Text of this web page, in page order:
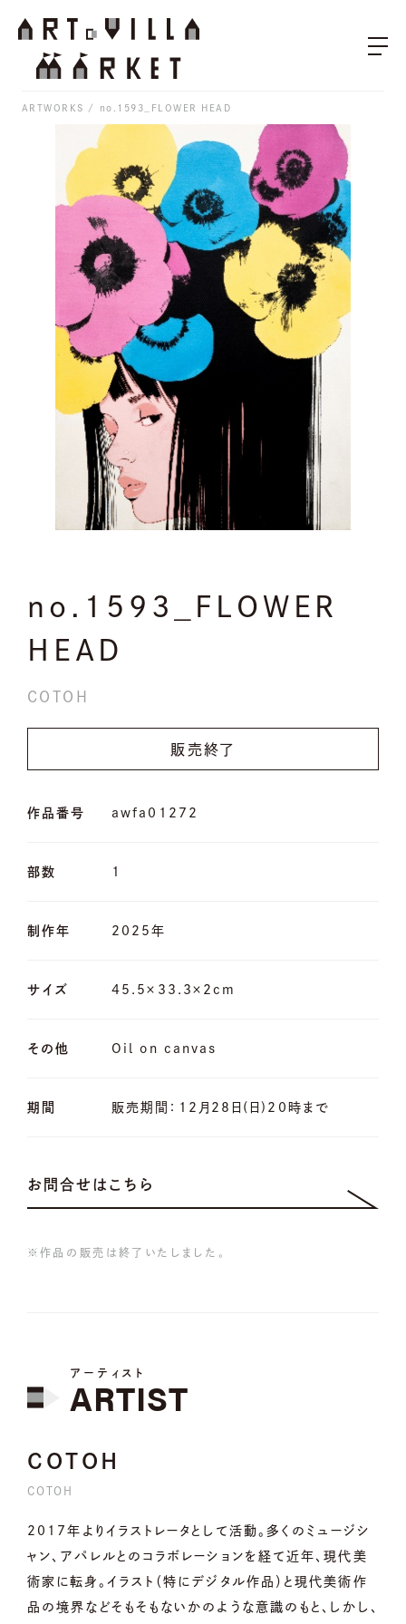
ARTWORKS no.1593_FLOWER HEAD
no.1593_FLOWER
HEAD
COTOH
販売終了
作品番号 awfa01272
部数 1
制作年 2025年
サイズ 45.5×33.3×2cm
その他 Oil on canvas
期間 販売期間：12月28日(日)20時まで
お問合せはこちら
※作品の販売は終了いたしました。
アーティスト
ARTIST
COTOH
COTOH
2017年よりイラストレータとして活動。多くのミュージシ
ャン、アパレルとのコラボレーションを経て近年、現代美
術家に転身。イラスト（特にデジタル作品）と現代美術作
品の境界などそもそもないかのような意識のもと、しかし、